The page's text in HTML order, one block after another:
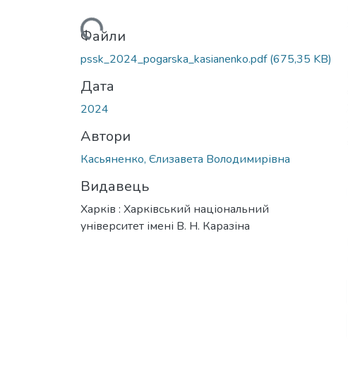
Вантажиться...
Файли
pssk_2024_pogarska_kasianenko.pdf(675,35 KB)
Дата
2024
Автори
Касьяненко, Єлизавета Володимирівна
Видавець
Харків : Харківський національний
університет імені В. Н. Каразіна